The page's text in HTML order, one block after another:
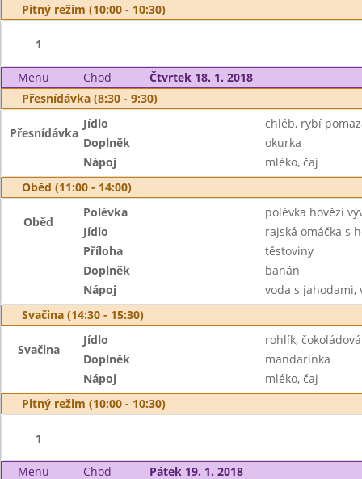
Pitný režim (10:00 - 10:30)
1
Menu Chod
Čtvrtek 18. 1. 2018
Přesnídávka (8:30 - 9:30)
Přesnídávka
Jídlo
chléb, rybí
Doplněk
okurka
Nápoj
mléko, čaj
Oběd (11:00 - 14:00)
Oběd
Polévka
polévka hovězí
Jídlo
rajská omáčka s
Příloha
těstoviny
Doplněk
banán
Nápoj
voda s jahodami,
Svačina (14:30 - 15:30)
Svačina
Jídlo
rohlík,
Doplněk
mandarinka
Nápoj
mléko, čaj
Pitný režim (10:00 - 10:30)
1
Menu Chod
Pátek 19. 1. 2018